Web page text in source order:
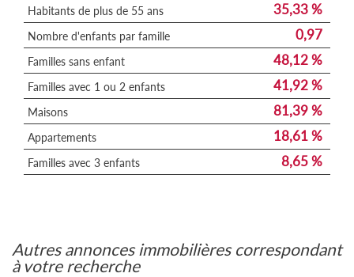
Habitants de plus de 55 ans 35,33 %
Nombre d'enfants par famille 0,97
Familles sans enfant 48,12 %
Familles avec 1 ou 2 enfants 41,92 %
Maisons 81,39 %
Appartements 18,61 %
Familles avec 3 enfants 8,65 %
autres annonces immobilières correspondant
à votre recherche